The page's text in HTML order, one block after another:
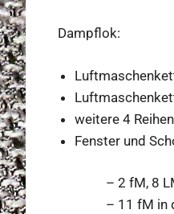
Dampflok:
weitere 4
Fenster und
– 2 fM, 8
– 11 fM in